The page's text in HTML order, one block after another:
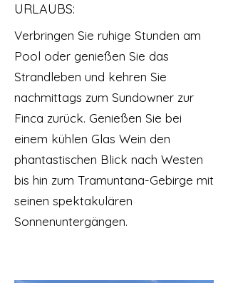
URLAUBS:
Verbringen Sie ruhige Stunden am
Pool oder genießen Sie das
Strandleben und kehren Sie
nachmittags zum Sundowner zur
Finca zurück. Genießen Sie bei
einem kühlen Glas Wein den
phantastischen Blick nach Westen
bis hin zum Tramuntana-Gebirge mit
seinen spektakulären
Sonnenuntergängen.